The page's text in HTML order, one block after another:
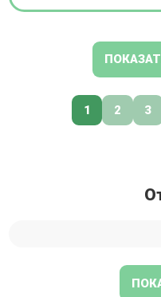
контуров тела, – узкие
гематология,
1 2 3